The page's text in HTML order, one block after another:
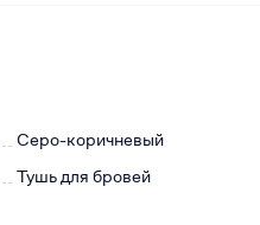
Серо-коричневый
Тушь для бровей